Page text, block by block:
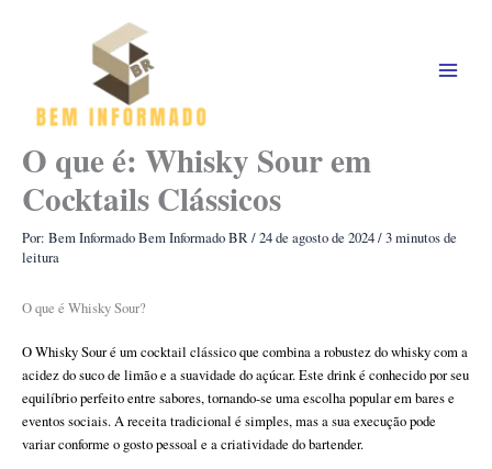
O que é: Whisky Sour em
Cocktails Clássicos
Por: Bem InformadoBem Informado BR/24 de agosto de 2024/3 minutos de
leitura
O que é Whisky Sour?
O Whisky Sour é um cocktail clássico que combina a robustez do whisky com a
acidez do suco de limão e a suavidade do açúcar. Este drink é conhecido por seu
equilíbrio perfeito entre sabores, tornando-se uma escolha popular em bares e
eventos sociais. A receita tradicional é simples, mas a sua execução pode
variar conforme o gosto pessoal e a criatividade do bartender.